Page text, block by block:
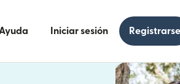
Ayuda Iniciar sesión Registrarse